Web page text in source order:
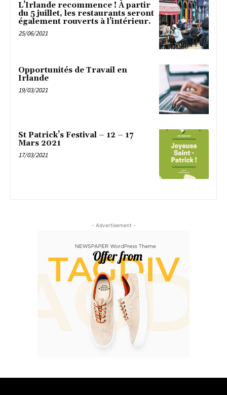
L’Irlande recommence ! À partir
du 5 juillet, les restaurants seront
également rouverts à l’intérieur.
25/06/2021
Opportunités de Travail en
Irlande
19/03/2021
St Patrick’s Festival – 12 – 17
Mars 2021
17/03/2021
- Advertisement -